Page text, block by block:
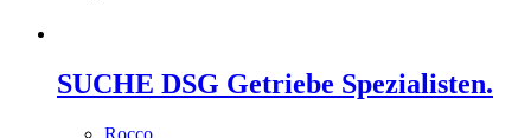
SUCHE DSG Getriebe Spezialisten.
Rocco